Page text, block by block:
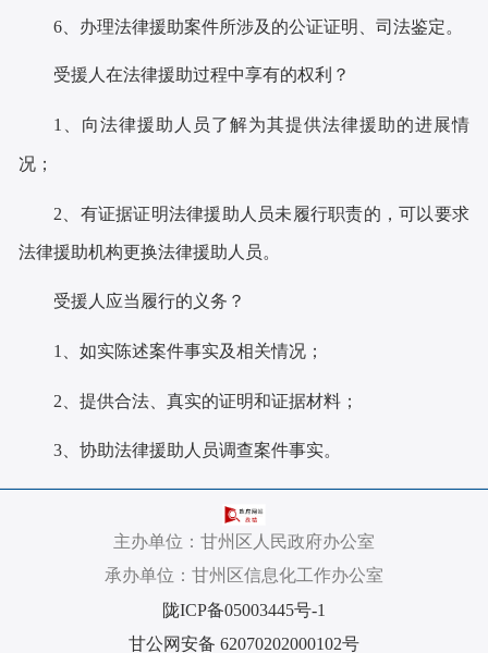
6 、办理法律援助案件所涉及的公证证明、司法鉴定。
受援人在法律援助过程中享有的权利？
1 、向法律援助人员了解为其提供法律援助的进展情
况 ；
2 、有证据证明法律援助人员未履行职责的，可以要求
法律援助机构更换法律援助人员。
受援人应当履行的义务？
1 、如实陈述案件事实及相关情况 ；
2 、提供合法、真实的证明和证据材料 ；
3、协助法律援助人员调查案件事实。
主办单位：甘州区人民政府办公室
承办单位：甘州区信息化工作办公室
陇ICP备05003445号-1
甘公网安备 62070202000102号